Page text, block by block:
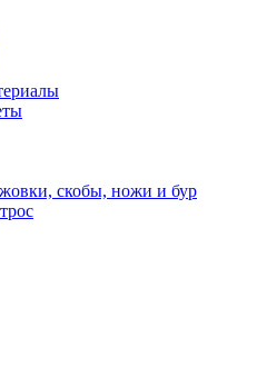
скобы, ножи и бур